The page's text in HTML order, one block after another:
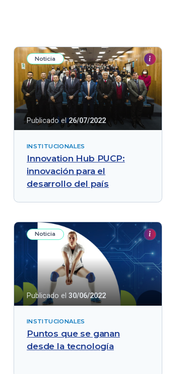
Noticia
Publicado el26/07/2022
INSTITUCIONALES
Innovation Hub PUCP:
innovación para el
desarrollo del país
Noticia
Publicado el30/06/2022
INSTITUCIONALES
Puntos que se ganan
desde la tecnología